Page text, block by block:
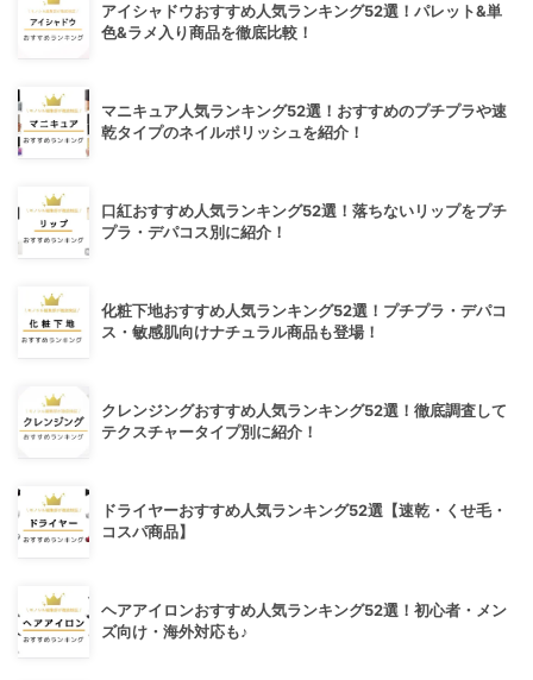
アイシャドウおすすめ人気ランキング52選！パレット&単
色&ラメ入り商品を徹底比較！
マニキュア人気ランキング52選！おすすめのプチプラや速
乾タイプのネイルポリッシュを紹介！
口紅おすすめ人気ランキング52選！落ちないリップをプチ
プラ・デパコス別に紹介！
化粧下地おすすめ人気ランキング52選！プチプラ・デパコ
ス・敏感肌向けナチュラル商品も登場！
クレンジングおすすめ人気ランキング52選！徹底調査して
テクスチャータイプ別に紹介！
ドライヤーおすすめ人気ランキング52選【速乾・くせ毛・
コスパ商品】
ヘアアイロンおすすめ人気ランキング52選！初心者・メン
ズ向け・海外対応も♪